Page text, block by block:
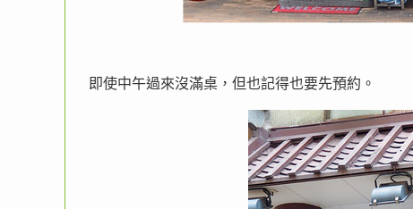
即使中午過來沒滿桌，但也記得也要先預約。